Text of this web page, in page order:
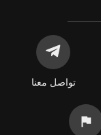
تواصل معنا